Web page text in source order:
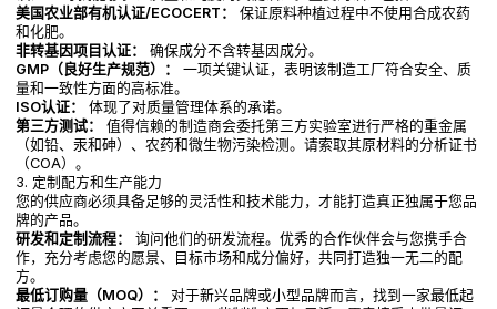
美国农业部有机认证/ECOCERT：
保证原料种植过程中不使用合成农药
和化肥。
非转基因项目认证：
确保成分不含转基因成分。
GMP（良好生产规范）：
一项关键认证，表明该制造工厂符合安全、质
量和一致性方面的高标准。
ISO认证：
体现了对质量管理体系的承诺。
第三方测试：
值得信赖的制造商会委托第三方实验室进行严格的重金属
（如铅、汞和砷）、农药和微生物污染检测。请索取其原材料的分析证书
（COA）。
3. 定制配方和生产能力
您的供应商必须具备足够的灵活性和技术能力，才能打造真正独属于您品
牌的产品。
研发和定制流程：
询问他们的研发流程。优秀的合作伙伴会与您携手合
作，充分考虑您的愿景、目标市场和成分偏好，共同打造独一无二的配
方。
最低订购量（MOQ）：
对于新兴品牌或小型品牌而言，找到一家最低起